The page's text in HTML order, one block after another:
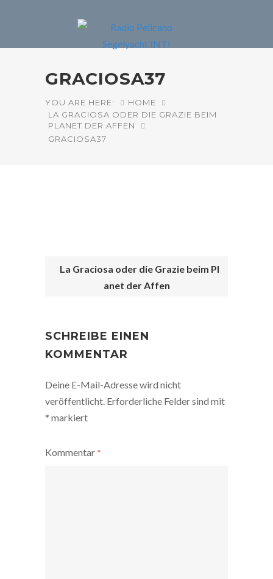
GRACIOSA37
YOU ARE HERE:
HOME
LA GRACIOSA ODER DIE GRAZIE BEIM
PLANET DER AFFEN
GRACIOSA37
La Graciosa oder die Grazie beim Pl
anet der Affen
SCHREIBE EINEN
KOMMENTAR
Deine E-Mail-Adresse wird nicht
veröffentlicht. Erforderliche Felder sind mit
* markiert
Kommentar *